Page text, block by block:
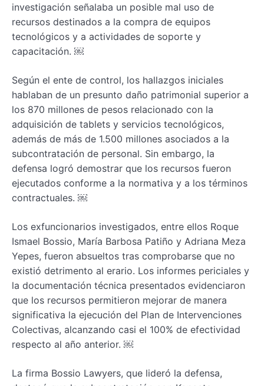
investigación señalaba un posible mal uso de
recursos destinados a la compra de equipos
tecnológicos y a actividades de soporte y
capacitación. ￼
Según el ente de control, los hallazgos iniciales
hablaban de un presunto daño patrimonial superior a
los 870 millones de pesos relacionado con la
adquisición de tablets y servicios tecnológicos,
además de más de 1.500 millones asociados a la
subcontratación de personal. Sin embargo, la
defensa logró demostrar que los recursos fueron
ejecutados conforme a la normativa y a los términos
contractuales. ￼
Los exfuncionarios investigados, entre ellos Roque
Ismael Bossio, María Barbosa Patiño y Adriana Meza
Yepes, fueron absueltos tras comprobarse que no
existió detrimento al erario. Los informes periciales y
la documentación técnica presentados evidenciaron
que los recursos permitieron mejorar de manera
significativa la ejecución del Plan de Intervenciones
Colectivas, alcanzando casi el 100% de efectividad
respecto al año anterior. ￼
La firma Bossio Lawyers, que lideró la defensa,